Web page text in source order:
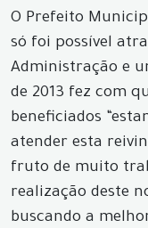
O Prefeito
só foi possível
Administração e
de 2013 fez com
beneficiados
atender esta
fruto de muito
realização deste
buscando a